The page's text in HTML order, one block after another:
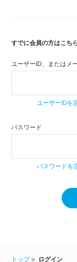
すでに会員の方はこち
ユーザーID、またはメ
ユーザーIDを
パスワード
パスワードを
トップ ログイン